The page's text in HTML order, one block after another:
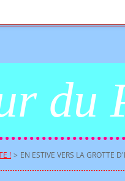
du
! > EN ESTIVE VERS LA GROTTE